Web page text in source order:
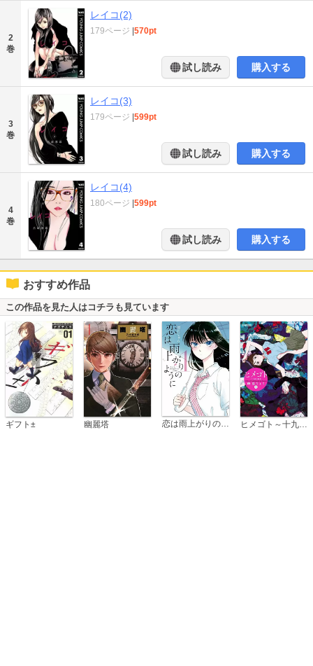
2
巻
レイコ(2)
179ページ |570pt
試し読み 購入する
3
巻
レイコ(3)
179ページ |599pt
試し読み 購入する
4
巻
レイコ(4)
180ページ |599pt
試し読み 購入する
おすすめ作品
この作品を見た人はコチラも見ています
ギフト± 幽麗塔 恋は雨上がりのように